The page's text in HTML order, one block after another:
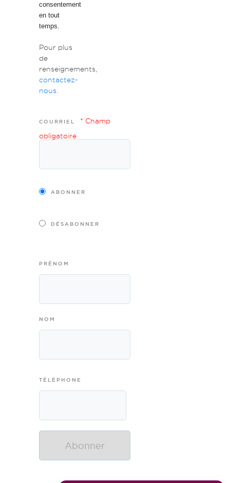
consentement
en tout
temps.
Pour plus
de
renseignements,
contactez-
nous
COURRIEL
* Champ
obligatoire
ABONNER
DÉSABONNER
PRÉNOM
NOM
TÉLÉPHONE